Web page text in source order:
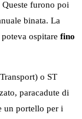
furono poi
binata. La
ospitare fino
o ST
paracadute di
un portello per i